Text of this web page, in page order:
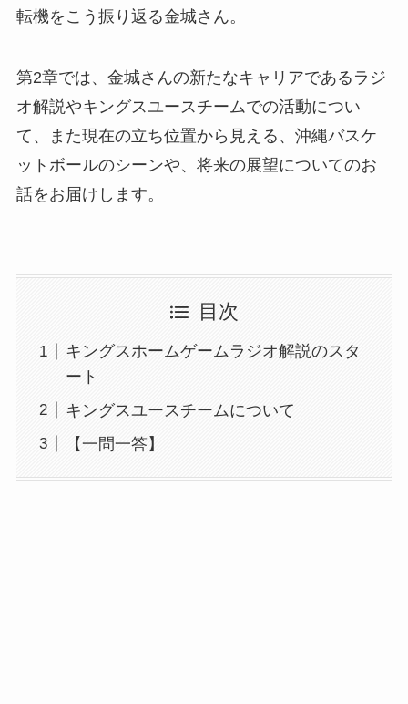
転機をこう振り返る金城さん。
第2章では、金城さんの新たなキャリアであるラジ
オ解説やキングスユースチームでの活動につい
て、また現在の立ち位置から見える、沖縄バスケ
ットボールのシーンや、将来の展望についてのお
話をお届けします。
目次
キングスホームゲームラジオ解説のスタ
ート
キングスユースチームについて
【一問一答】